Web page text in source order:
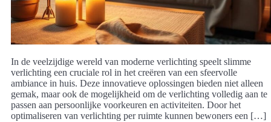
In de veelzijdige wereld van moderne verlichting speelt slimme
verlichting een cruciale rol in het creëren van een sfeervolle
ambiance in huis. Deze innovatieve oplossingen bieden niet alleen
gemak, maar ook de mogelijkheid om de verlichting volledig aan te
passen aan persoonlijke voorkeuren en activiteiten. Door het
optimaliseren van verlichting per ruimte kunnen bewoners een […]